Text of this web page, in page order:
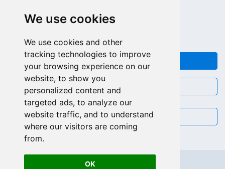
We use cookies
We use cookies and other
tracking technologies to improve
your browsing experience on our
website, to show you
personalized content and
targeted ads, to analyze our
website traffic, and to understand
where our visitors are coming
from.
OK
+55 81 97102-7382
FEEDBACK
CHAT
EMAIL